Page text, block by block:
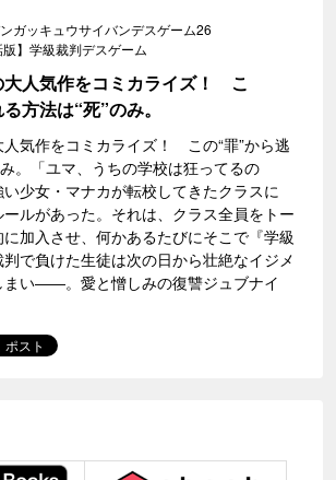
ガッキュウサイバンデスゲーム26
】学級裁判デスゲーム
大人気作をコミカライズ！ こ
方法は“死”のみ。
気作をコミカライズ！ この“罪”から逃
。「ユマ、うちの学校は狂ってるの
少女・マナカが転校してきたクラスに
ルがあった。それは、クラス全員をトー
加入させ、何かあるたびにそこで『学級
で負けた生徒は次の日から壮絶なイジメ
まい――。愛と憎しみの復讐ジュブナイ